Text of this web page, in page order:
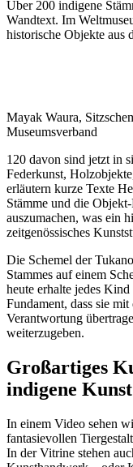
Über 200 indigene
Wandtext. Im
historische Objekte aus
Mayak Waura,
Museumsverband
120 davon sind jetzt in
Federkunst,
erläutern kurze Texte
Stämme und die
auszumachen, was ein
zeitgenössisches
Die Schemel der
Stammes auf einem
heute erhalte jedes Kind
Fundament, dass sie
Verantwortung
weiterzugeben.
Großartiges
indigene
In einem Video sehen
fantasievollen
In der Vitrine stehen